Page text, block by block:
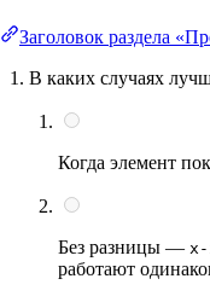
Заголовок раздела
В каких случаях
Когда элемент
Без разницы —
работают